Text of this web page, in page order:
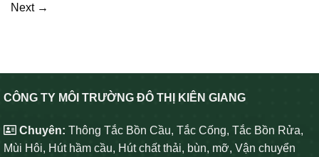
Next →
CÔNG TY MÔI TRƯỜNG ĐÔ THỊ KIÊN GIANG
Chuyên: Thông Tắc Bồn Cầu, Tắc Cống, Tắc Bồn Rửa,
Mùi Hôi, Hút hầm cầu, Hút chất thải, bùn, mỡ, Vận chuyển